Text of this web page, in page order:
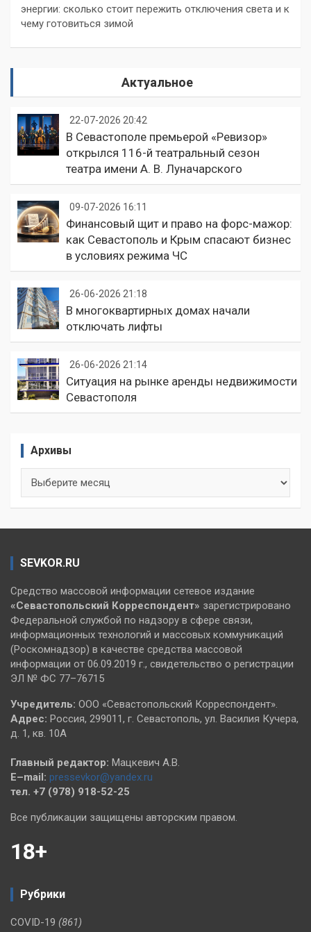
энергии: сколько стоит пережить отключения света и к
чему готовиться зимой
Актуальное
22-07-2026 20:42
В Севастополе премьерой «Ревизор»
открылся 116-й театральный сезон
театра имени А. В. Луначарского
09-07-2026 16:11
Финансовый щит и право на форс-мажор:
как Севастополь и Крым спасают бизнес
в условиях режима ЧС
26-06-2026 21:18
В многоквартирных домах начали
отключать лифты
26-06-2026 21:14
Ситуация на рынке аренды недвижимости
Севастополя
Архивы
SEVKOR.RU
Средство массовой информации сетевое издание
«Севастопольский Корреспондент» зарегистрировано
Федеральной службой по надзору в сфере связи,
информационных технологий и массовых коммуникаций
(Роскомнадзор) в качестве средства массовой
информации от 06.09.2019 г., свидетельство о регистрации
ЭЛ № ФС 77–76715
Учредитель: ООО «Севастопольский Корреспондент».
Адрес: Россия, 299011, г. Севастополь, ул. Василия Кучера,
д. 1, кв. 10А
Главный редактор: Мацкевич А.В.
E–mail: pressevkor@yandex.ru
тел. +7 (978) 918-52-25
Все публикации защищены авторским правом.
18+
Рубрики
COVID-19 (861)